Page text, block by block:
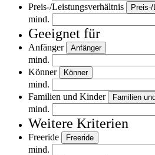
Preis-/Leistungsverhältnis
mind.
Geeignet für
Anfänger Anfänger
mind.
Könner
Könner
mind.
Familien und Kinder
Familien
mind.
Weitere Kriterien
Freeride Freeride
mind.